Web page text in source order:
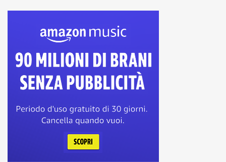
Casacanditella
Casalbordino (8)
Casalincontrada (5)
Castel Frentano
Castelguidone (0)
Castiglione Messer Marino (0)
Celenza sul Trigno (0)
Civitaluparella (1)
Civitella Messer Raimondo (0)
Colledimacine (0)